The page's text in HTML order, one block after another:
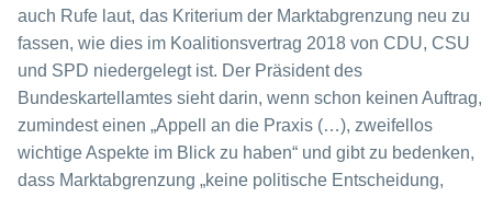
auch Rufe laut, das Kriterium der Marktabgrenzung neu zu
fassen, wie dies im Koalitionsvertrag 2018 von CDU, CSU
und SPD niedergelegt ist. Der Präsident des
Bundeskartellamtes sieht darin, wenn schon keinen Auftrag,
zumindest einen „Appell an die Praxis (…), zweifellos
wichtige Aspekte im Blick zu haben“ und gibt zu bedenken,
dass Marktabgrenzung „keine politische Entscheidung,